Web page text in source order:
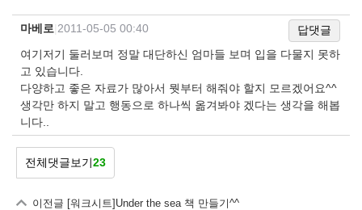
마베로 2011-05-05 00:40
답댓글
여기저기 둘러보며 정말 대단하신 엄마들 보며 입을 다물지 못하
고 있습니다.
다양하고 좋은 자료가 많아서 뭣부터 해줘야 할지 모르겠어요^^
생각만 하지 말고 행동으로 하나씩 옮겨봐야 겠다는 생각을 해봅
니다..
전체댓글보기23
이전글 [워크시트]Under the sea 책 만들기^^